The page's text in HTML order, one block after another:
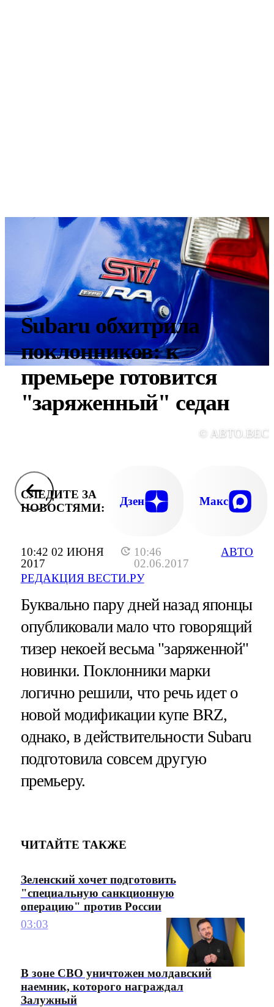
10:42 02 ИЮНЯ
2017
10:46
02.06.2017
РЕДАКЦИЯ ВЕСТИ.РУ
АВТО
Subaru обхитрила
поклонников: к
премьере готовится
"заряженный" седан
©
СЛЕДИТЕ ЗА
НОВОСТЯМИ:
Дзен Макс
Буквально пару дней назад японцы
опубликовали мало что говорящий
тизер некоей весьма "заряженной"
новинки. Поклонники марки
логично решили, что речь идет о
новой модификации купе BRZ,
однако, в действительности Subaru
подготовила совсем другую
премьеру.
ЧИТАЙТЕ ТАКЖЕ
Зеленский хочет подготовить
"специальную санкционную
операцию" против России
03:03
В зоне СВО уничтожен молдавский
наемник, которого награждал
Залужный